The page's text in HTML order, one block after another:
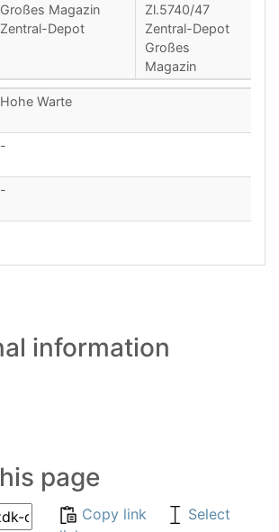
Großes Magazin
Zentral-Depot
Zl.5740/47
Zentral-Depot
Großes
Magazin
Hohe Warte
-
-
information
page
Copy link
Select